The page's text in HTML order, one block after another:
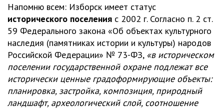
Напомню всем: Изборск имеет статус
исторического поселения с 2002 г. Согласно п. 2 ст.
59 Федерального закона «Об объектах культурного
наследия (памятниках истории и культуры) народов
Российской Федерации» № 73-ФЗ, «в историческом
поселении государственной охране подлежат все
исторически ценные градоформирующие объекты:
планировка, застройка, композиция, природный
ландшафт, археологический слой, соотношение